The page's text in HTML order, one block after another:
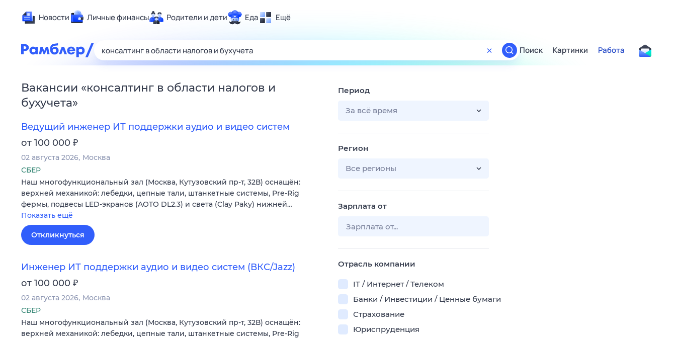
Новости Личные финансы Родители и дети Еда Ещё
Здоровье
Развлечения и отдых
Спорт
Авто
Гороскопы
Поиск
ТВ-программа
Поиск Картинки Работа
Вакансии «консалтинг в области налогов и
бухучета»
Ведущий инженер ИТ поддержки аудио и видео систем
от 100 000 ₽
02 августа 2026 Москва
СБЕР
Наш многофункциональный зал (Москва, Кутузовский пр-т, 32В) оснащён:
верхней механикой: лебедки, цепные тали, штанкетные системы, Pre-Rig
фермы, подвесы LED-экранов (AOTO DL2.3) и света (Clay Paky) нижней…
Показать ещё
Откликнуться
Инженер ИТ поддержки аудио и видео систем (ВКС/Jazz)
от 100 000 ₽
02 августа 2026 Москва
СБЕР
Наш многофункциональный зал (Москва, Кутузовский пр-т, 32В) оснащён:
верхней механикой: лебедки, цепные тали, штанкетные системы, Pre-Rig
Период
За всё время
Регион
Все регионы
Зарплата от
Отрасль компании
IT / Интернет / Телеком
Банки / Инвестиции / Ценные бумаги
Страхование
Юриспруденция